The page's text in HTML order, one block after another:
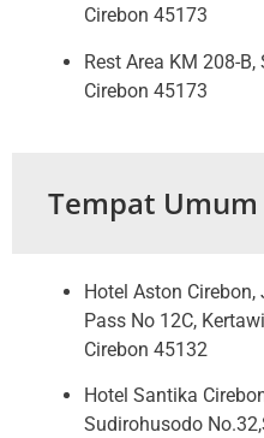
Cirebon 45173
Rest Area KM 208-
Cirebon 45173
Tempat Umum
Hotel Aston
Pass No 12C,
Cirebon 45132
Hotel Santika
Sudirohusodo